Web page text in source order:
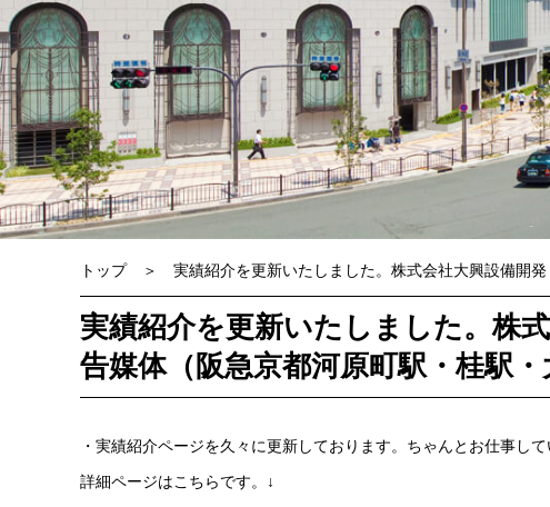
トップ 実績紹介を更新いたしました。株式会社大興設備開
実績紹介を更新いたしました。株
告媒体（阪急京都河原町駅・桂駅・
・実績紹介ページを久々に更新しております。ちゃんとお仕事して
詳細ページはこちらです。↓